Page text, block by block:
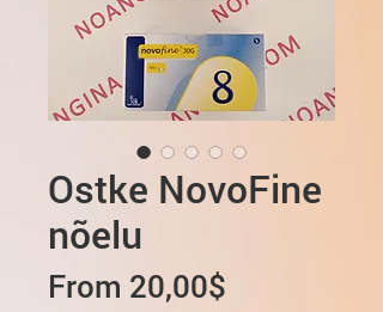
Ostke NovoFine
nõelu
From 20,00$